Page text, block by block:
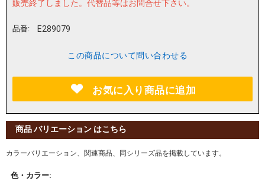
販売終了しました。 代替品等はお問合せ下さい。
品番: E289079
この商品について問い合わせる
お気に入り商品に追加
商品 バリエーション はこちら
カラーバリエーション、関連商品、同シリーズ品を掲載しています。
色・カラー: